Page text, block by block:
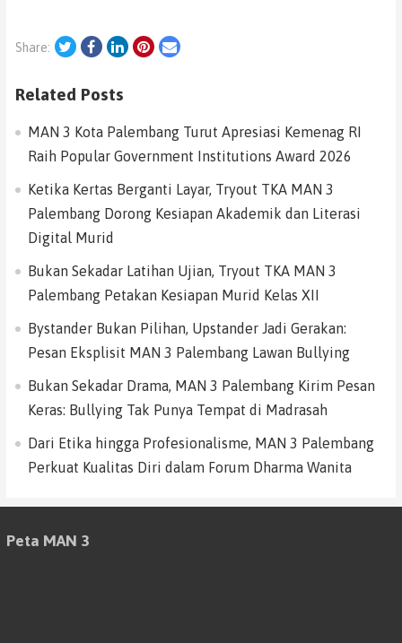
Share: TwitterFacebook
LinkedIn
Pinterest
Email
Related Posts
MAN 3 Kota Palembang Turut Apresiasi Kemenag RI
Raih Popular Government Institutions Award 2026
Ketika Kertas Berganti Layar, Tryout TKA MAN 3
Palembang Dorong Kesiapan Akademik dan Literasi
Digital Murid
Bukan Sekadar Latihan Ujian, Tryout TKA MAN 3
Palembang Petakan Kesiapan Murid Kelas XII
Bystander Bukan Pilihan, Upstander Jadi Gerakan:
Pesan Eksplisit MAN 3 Palembang Lawan Bullying
Bukan Sekadar Drama, MAN 3 Palembang Kirim Pesan
Keras: Bullying Tak Punya Tempat di Madrasah
Dari Etika hingga Profesionalisme, MAN 3 Palembang
Perkuat Kualitas Diri dalam Forum Dharma Wanita
Peta MAN 3